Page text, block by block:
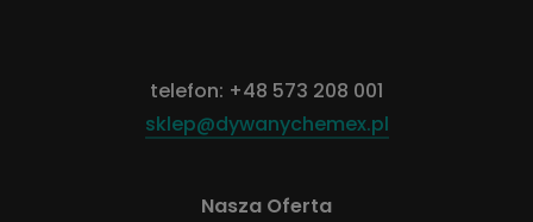
telefon: +48 573 208 001
sklep@dywanychemex.pl
Nasza Oferta